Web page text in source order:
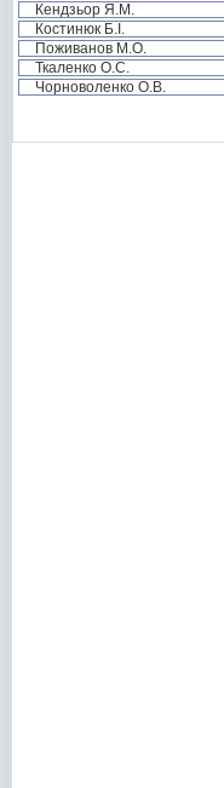
Кендзьор Я.М.
Костинюк Б.І.
Поживанов М.О.
Ткаленко О.С.
Чорноволенко О.В.